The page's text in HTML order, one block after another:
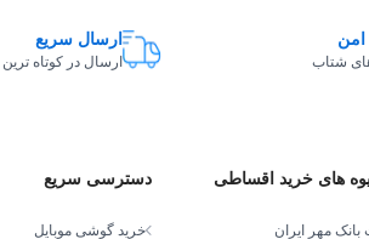
امن
شتاب
ارسال سریع
ارسال در کوتاه
های خرید اقساطی
بانک مهر ایران
دسترسی سریع
خرید گوشی موبایل